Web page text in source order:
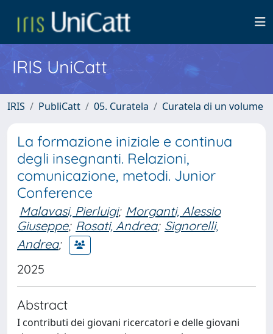
IRIS UniCatt
IRIS PubliCatt 05. Curatela Curatela di un volume
La formazione iniziale e continua
degli insegnanti. Relazioni,
comunicazione, metodi. Junior
Conference
Malavasi, Pierluigi; Morganti, Alessio
Giuseppe; Rosati, Andrea; Signorelli,
Andrea;
2025
Abstract
I contributi dei giovani ricercatori e delle giovani